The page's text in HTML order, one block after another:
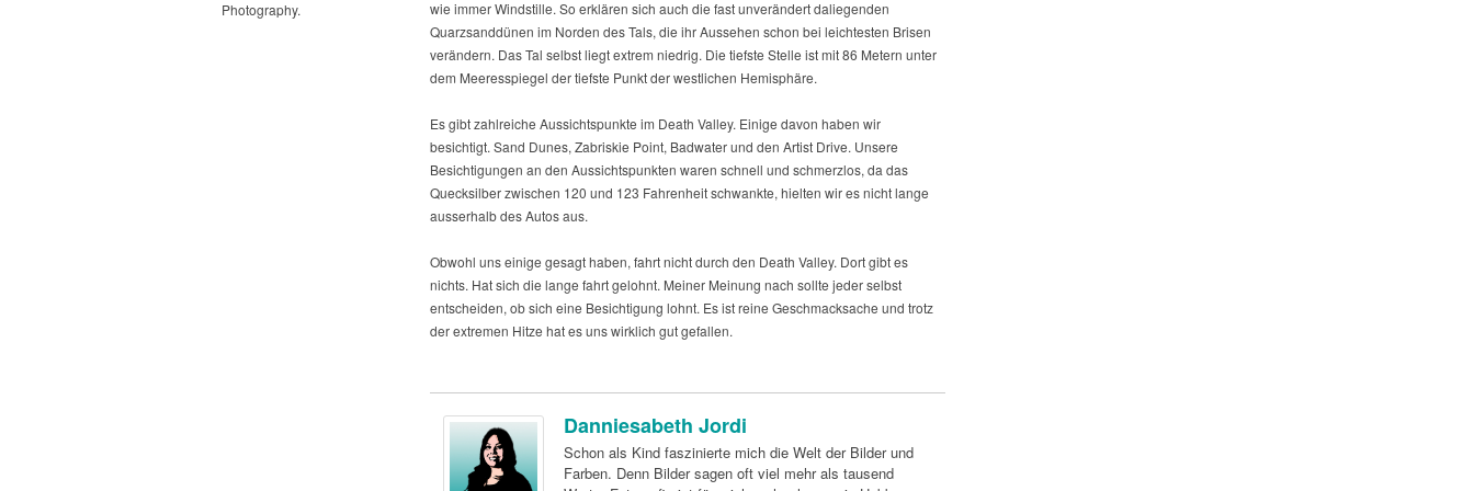
Photography.
wie immer Windstille. So erklären sich auch die fast unverändert daliegenden
Quarzsanddünen im Norden des Tals, die ihr Aussehen schon bei leichtesten Brisen
verändern. Das Tal selbst liegt extrem niedrig. Die tiefste Stelle ist mit 86 Metern unter
dem Meeresspiegel der tiefste Punkt der westlichen Hemisphäre.
Es gibt zahlreiche Aussichtspunkte im Death Valley. Einige davon haben wir
besichtigt. Sand Dunes, Zabriskie Point, Badwater und den Artist Drive. Unsere
Besichtigungen an den Aussichtspunkten waren schnell und schmerzlos, da das
Quecksilber zwischen 120 und 123 Fahrenheit schwankte, hielten wir es nicht lange
ausserhalb des Autos aus.
Obwohl uns einige gesagt haben, fahrt nicht durch den Death Valley. Dort gibt es
nichts. Hat sich die lange fahrt gelohnt. Meiner Meinung nach sollte jeder selbst
entscheiden, ob sich eine Besichtigung lohnt. Es ist reine Geschmacksache und trotz
der extremen Hitze hat es uns wirklich gut gefallen.
Danniesabeth Jordi
Schon als Kind faszinierte mich die Welt der Bilder und
Farben. Denn Bilder sagen oft viel mehr als tausend